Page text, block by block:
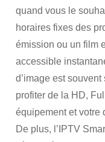
quand vous le
horaires fixes des
émission ou un film
accessible
d’image est
profiter de la HD,
équipement et votre
De plus, l’IPTV